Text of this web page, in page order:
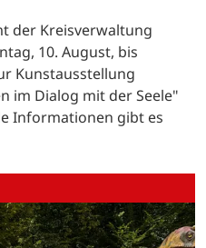
der Kreisverwaltung
10. August, bis
Kunstausstellung
im Dialog mit der Seele"
Informationen gibt es